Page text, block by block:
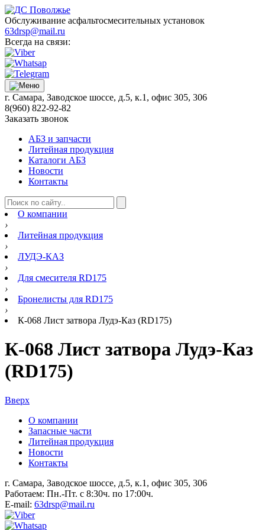
Обслуживание асфальтосмесительных установок
63drsp@mail.ru
Всегда на связи:
г. Самара, Заводское шоссе, д.5, к.1, офис 305, 306
8(960) 822-92-82
Заказать звонок
АБЗ и запчасти
Литейная продукция
Каталоги АБЗ
Новости
Контакты
О компании
›
Литейная продукция
›
ЛУДЭ-КАЗ
›
Для смесителя RD175
›
Бронелисты для RD175
›
К-068 Лист затвора Лудэ-Каз (RD175)
К-068 Лист затвора Лудэ-Каз
(RD175)
Вверх
О компании
Запасные части
Литейная продукция
Новости
Контакты
г. Самара, Заводское шоссе, д.5, к.1, офис 305, 306
Работаем: Пн.-Пт. с 8:30ч. по 17:00ч.
E-mail: 63drsp@mail.ru